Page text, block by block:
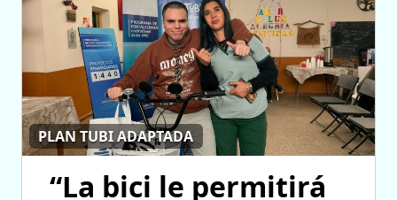
PLAN TUBI ADAPTADA
“La bici le permitirá